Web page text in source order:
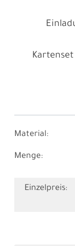
Material:
Menge:
Einzelpreis: